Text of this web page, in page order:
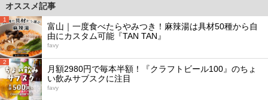
オススメ記事
1
富山｜一度食べたらやみつき！麻辣湯は具材50種から自
由にカスタム可能『TAN TAN』
favy
2
月額2980円で毎本半額！『クラフトビール100』のちょ
い飲みサブスクに注目
favy